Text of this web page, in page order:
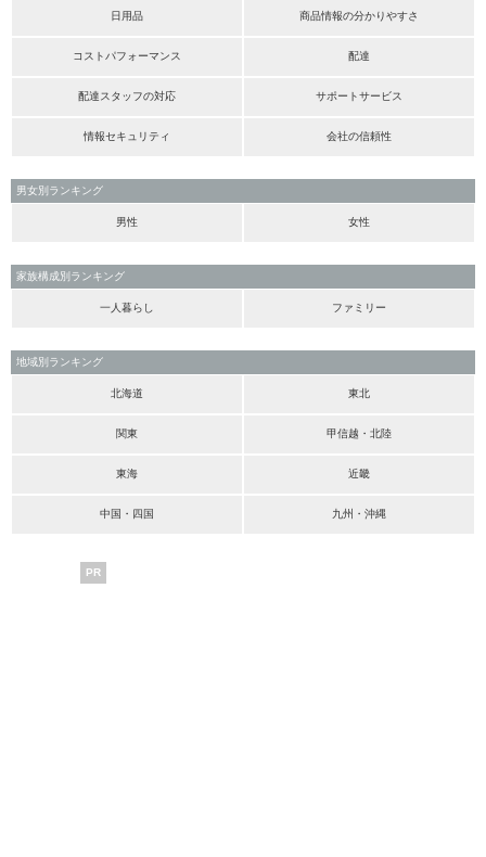
日用品 商品情報の分かりやすさ
コストパフォーマンス 配達
配達スタッフの対応 サポートサービス
情報セキュリティ 会社の信頼性
男女別ランキング
男性 女性
家族構成別ランキング
一人暮らし ファミリー
地域別ランキング
北海道 東北
関東 甲信越・北陸
東海 近畿
中国・四国 九州・沖縄
PR